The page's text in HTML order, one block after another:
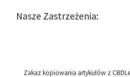
Nasze Zastrzeżenia:
Zakaz kopiowania artykułów z